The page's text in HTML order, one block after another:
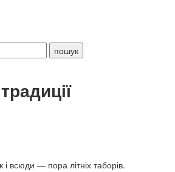
всюди — пора літніх таборів.